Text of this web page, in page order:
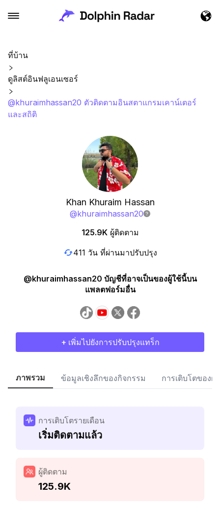
ที่บ้าน
ดูลิสต์อินฟลูเอนเซอร์
@khuraimhassan20 ตัวติดตามอินสตาแกรมเคาน์เตอร์
และสถิติ
Khan Khuraim Hassan
@khuraimhassan20
125.9K ผู้ติดตาม
411 วัน ที่ผ่านมาปรับปรุง
@khuraimhassan20 บัญชีที่อาจเป็นของผู้ใช้นี้บน
แพลตฟอร์มอื่น
+ เพิ่มไปยังการปรับปรุงแทร็ก
ภาพรวม ข้อมูลเชิงลึกของกิจกรรม การเติบโตของผู้
การเติบโตรายเดือน
เริ่มติดตามแล้ว
ผู้ติดตาม
125.9K